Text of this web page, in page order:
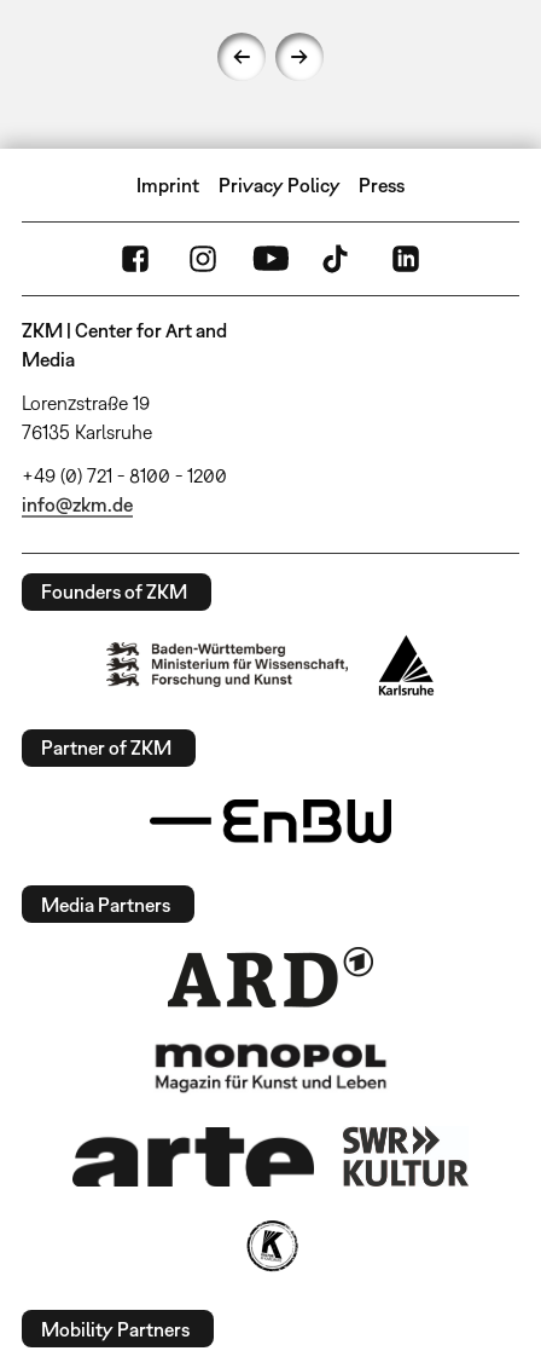
Imprint Privacy Policy Press
ZKM | Center for Art and
Media
Lorenzstraße 19
76135 Karlsruhe
+49 (0) 721 - 8100 - 1200
info@zkm.de
Founders of ZKM
Partner of ZKM
Media Partners
Mobility Partners